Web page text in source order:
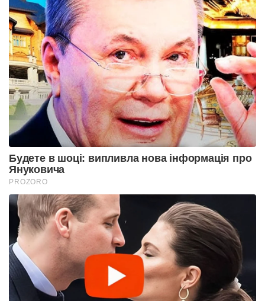
Будете в шоці: випливла нова інформація про
Януковича
PROZORO